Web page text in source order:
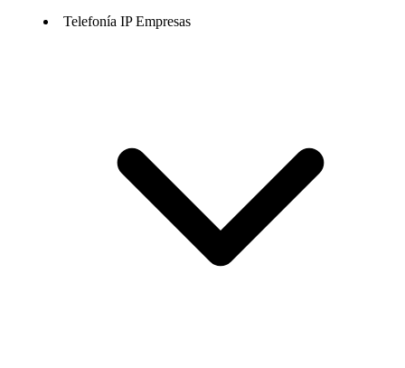
Telefonía IP Empresas